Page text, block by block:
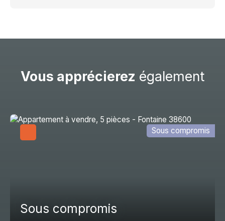
Vous apprécierez également
Sous compromis
Sous compromis